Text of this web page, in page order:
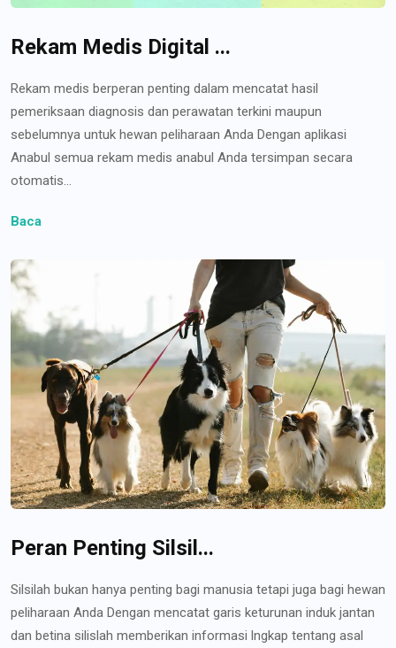
Rekam Medis Digital ...
Rekam medis berperan penting dalam mencatat hasil
pemeriksaan diagnosis dan perawatan terkini maupun
sebelumnya untuk hewan peliharaan Anda Dengan aplikasi
Anabul semua rekam medis anabul Anda tersimpan secara
otomatis...
Baca
Peran Penting Silsil...
Silsilah bukan hanya penting bagi manusia tetapi juga bagi hewan
peliharaan Anda Dengan mencatat garis keturunan induk jantan
dan betina silislah memberikan informasi lngkap tentang asal